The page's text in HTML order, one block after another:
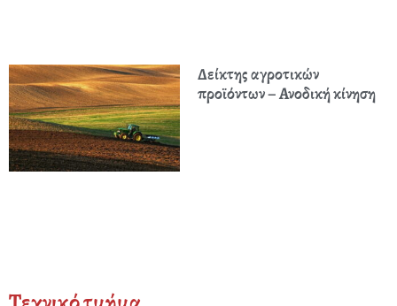
Δείκτης αγροτικών
προϊόντων – Ανοδική κίνηση